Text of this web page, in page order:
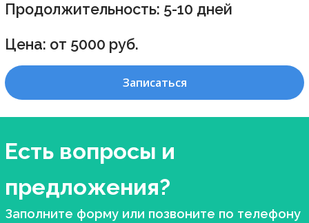
Продолжительность: 5-10 дней
Цена: от 5000 руб.
Записаться
Есть вопросы и
предложения?
Заполните форму или позвоните по телефону